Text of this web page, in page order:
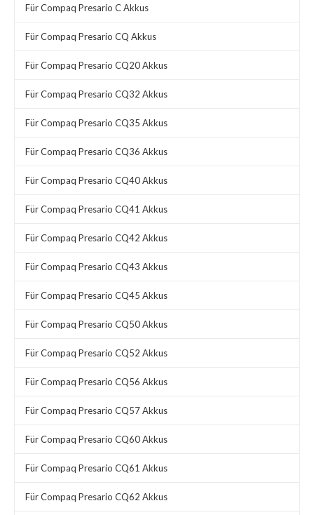
Für Compaq Presario C Akkus
Für Compaq Presario CQ Akkus
Für Compaq Presario CQ20 Akkus
Für Compaq Presario CQ32 Akkus
Für Compaq Presario CQ35 Akkus
Für Compaq Presario CQ36 Akkus
Für Compaq Presario CQ40 Akkus
Für Compaq Presario CQ41 Akkus
Für Compaq Presario CQ42 Akkus
Für Compaq Presario CQ43 Akkus
Für Compaq Presario CQ45 Akkus
Für Compaq Presario CQ50 Akkus
Für Compaq Presario CQ52 Akkus
Für Compaq Presario CQ56 Akkus
Für Compaq Presario CQ57 Akkus
Für Compaq Presario CQ60 Akkus
Für Compaq Presario CQ61 Akkus
Für Compaq Presario CQ62 Akkus